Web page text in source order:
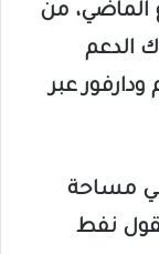
الماضي، من
الدعم
عبر
مساحة
نفط